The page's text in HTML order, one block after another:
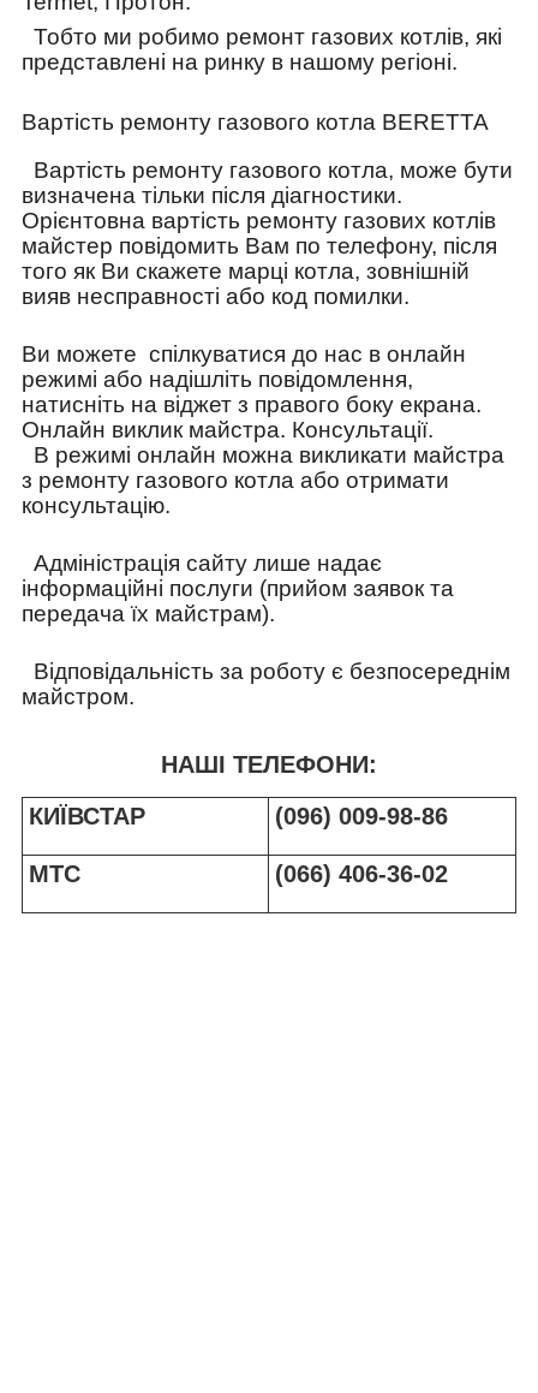
Тобто ми робимо ремонт газових котлів, які
представлені на ринку в нашому регіоні.
Вартість ремонту газового котла BERETTA
Вартість ремонту газового котла, може бути
визначена тільки після діагностики.
Орієнтовна вартість ремонту газових котлів
майстер повідомить Вам по телефону, після
того як Ви скажете марці котла, зовнішній
вияв несправності або код помилки.
Ви можете спілкуватися до нас в онлайн
режимі або надішліть повідомлення,
натисніть на віджет з правого боку екрана.
Онлайн виклик майстра. Консультації.
В режимі онлайн можна викликати майстра
з ремонту газового котла або отримати
консультацію.
Адміністрація сайту лише надає
інформаційні послуги (прийом заявок та
передача їх майстрам).
Відповідальність за роботу є безпосереднім
майстром.
НАШІ ТЕЛЕФОНИ:
КИЇВСТАР
(096) 009-98-86
МТС (066) 406-36-02